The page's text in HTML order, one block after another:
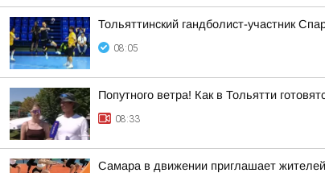
Тольяттинский гандболист-участник
08:05
Попутного ветра! Как в Тольятти
08:33
Самара в движении приглашает